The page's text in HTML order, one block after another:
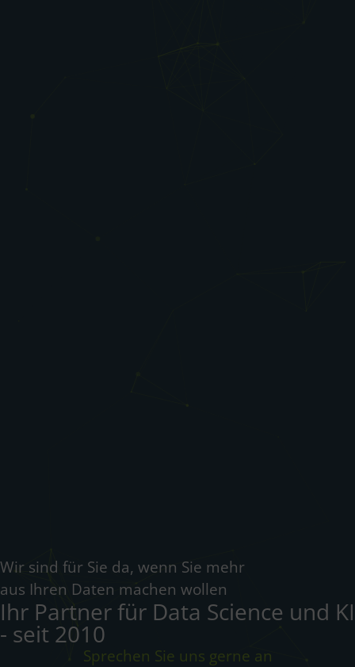
Wir sind für Sie da, wenn Sie mehr
aus Ihren Daten machen wollen
Ihr Partner für Data Science und KI
- seit 2010
Sprechen Sie uns gerne an